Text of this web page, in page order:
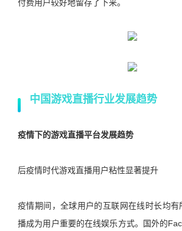
付费用户较好地留存了下来。
中国游戏直播行业发展趋势
疫情下的游戏直播平台发展趋势
后疫情时代游戏直播用户粘性显著提升
疫情期间，全球用户的互联网在线时长均有
播成为用户重要的在线娱乐方式。国外的